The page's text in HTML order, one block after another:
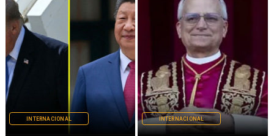
INTERNACIONAL INTERNACIONAL